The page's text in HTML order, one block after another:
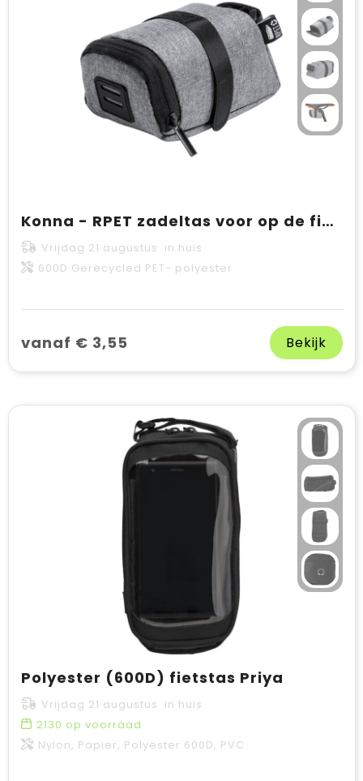
Konna - RPET zadeltas voor op de fiets
Vrijdag 21 augustus in huis
600D Gerecycled PET- polyester
vanaf € 3,55 Bekijk
Polyester (600D) fietstas Priya
Vrijdag 21 augustus in huis
2130 op voorraad
Nylon, Papier, Polyester 600D, PVC